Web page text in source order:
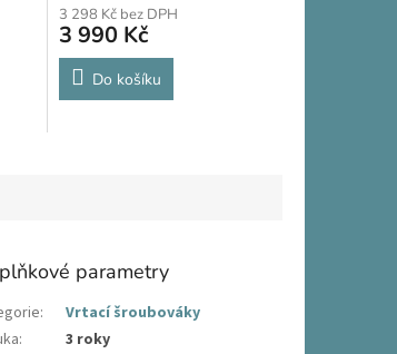
3 298 Kč bez DPH
3 990 Kč
Do košíku
parametry
:
Vrtací šroubováky
:
3 roky